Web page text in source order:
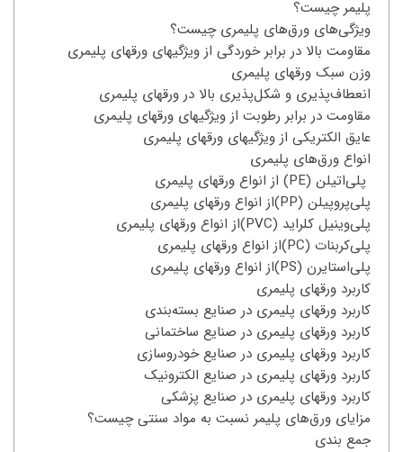
پلیمر چیست؟
ویژگی‌های ورق‌های پلیمری چیست؟
مقاومت بالا در برابر خوردگی از ویژگی­های ورق­های پلیمری
وزن سبک ورق­های پلیمری
انعطاف‌پذیری و شکل‌پذیری بالا در ورق­های پلیمری
مقاومت در برابر رطوبت از ویژگی­های ورق­های پلیمری
عایق الکتریکی از ویژگی­های ورق­های پلیمری
انواع ورق‌های پلیمری
پلی‌اتیلن (PE) از انواع ورق­های پلیمری
پلی‌پروپیلن (PP)از انواع ورق­های پلیمری
پلی‌وینیل کلراید (PVC)از انواع ورق­های پلیمری
پلی‌کربنات (PC)از انواع ورق­های پلیمری
پلی‌استایرن (PS)از انواع ورق­های پلیمری
کاربرد ورق­های پلیمری
کاربرد ورق­های پلیمری در صنایع بسته‌بندی
کاربرد ورق­های پلیمری در صنایع ساختمانی
کاربرد ورق­های پلیمری در صنایع خودروسازی
کاربرد ورق­های پلیمری در صنایع الکترونیک
کاربرد ورق­های پلیمری در صنایع پزشکی
مزایای ورق‌های پلیمر نسبت به مواد سنتی چیست؟
جمع بندی